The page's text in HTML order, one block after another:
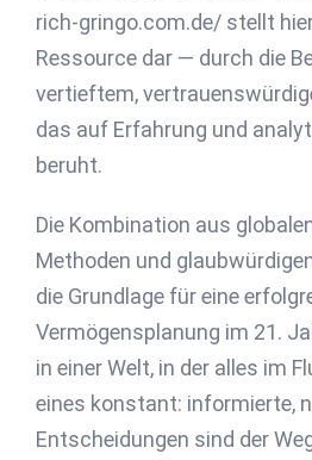
rich-gringo.com.de/ stellt
Ressource dar — durch die
vertieftem,
das auf Erfahrung und
beruht.
Die Kombination aus
Methoden und
die Grundlage für eine
Vermögensplanung im 21.
in einer Welt, in der alles im
eines konstant: informierte,
Entscheidungen sind der